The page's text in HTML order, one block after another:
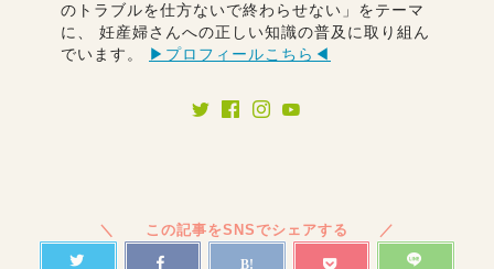
のトラブルを仕方ないで終わらせない」をテーマ
に、 妊産婦さんへの正しい知識の普及に取り組ん
でいます。
▶︎プロフィールこちら◀︎